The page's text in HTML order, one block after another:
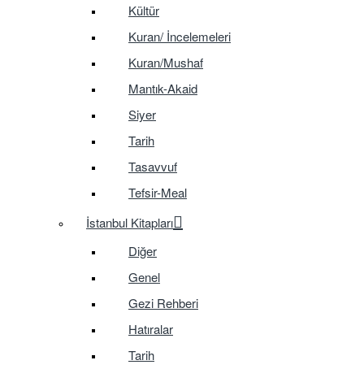
Kültür
Kuran/ İncelemeleri
Kuran/Mushaf
Mantık-Akaid
Siyer
Tarih
Tasavvuf
Tefsir-Meal
İstanbul Kitapları
Diğer
Genel
Gezi Rehberi
Hatıralar
Tarih